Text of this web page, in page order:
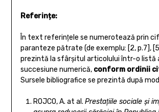
Referințe:
În text referinţele se numerotează prin
paranteze pătrate (de exemplu: [2, p.7],
prezintă la sfârşitul articolului într-o listă
succesiune numerică, conform ordinii
Sursele bibliografice se prezintă după
ROJCO, A. at al. Prestaţiile sociale şi